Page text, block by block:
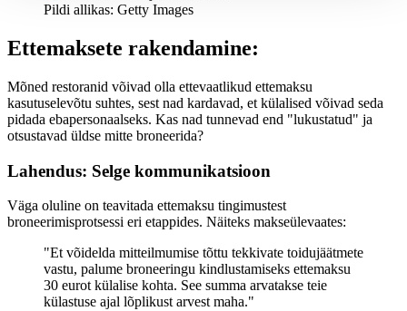
Pildi allikas: Getty Images
Ettemaksete rakendamine:
Mõned restoranid võivad olla ettevaatlikud ettemaksu
kasutuselevõtu suhtes, sest nad kardavad, et külalised võivad seda
pidada ebapersonaalseks. Kas nad tunnevad end "lukustatud" ja
otsustavad üldse mitte broneerida?
Lahendus: Selge kommunikatsioon
Väga oluline on teavitada ettemaksu tingimustest
broneerimisprotsessi eri etappides. Näiteks makseülevaates:
"Et võidelda mitteilmumise tõttu tekkivate toidujäätmete
vastu, palume broneeringu kindlustamiseks ettemaksu
30 eurot külalise kohta. See summa arvatakse teie
külastuse ajal lõplikust arvest maha."